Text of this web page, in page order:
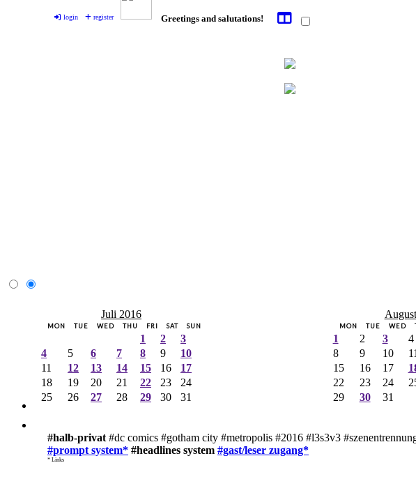
login register Greetings and salutations!
Juli 2016
MON TUE WED THU FRI SAT SUN
1 2
3
4
5 6 7 8 9
10
11
12 13 14 15 16
17
18
19 20 21 22 23
24
25
26 27 28 29 30 31
MON TUE WED
1 2 3 4
8
9 10 11
15
16 17
22
23 24
29
30 31
#halb-privat #dc comics #gotham city #metropolis #2016 #l3s3v3
#prompt system* #headlines system #gast/leser zugang*
* Links